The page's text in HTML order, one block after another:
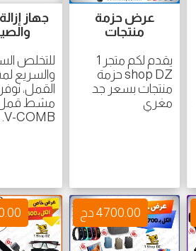
عرض حزمة
منتجات
يقدم لكم متجر 1
shop DZ حزمة
منتجات بسعر جد
مغري
جهاز
للتخلص
والسريع
القمل،
مشط قمل
V-COMB.
4700.00 دج